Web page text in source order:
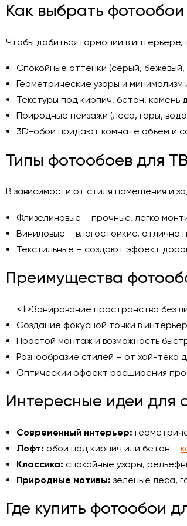
Как выбрать
Чтобы добиться гармонии в
Спокойные оттенки (серый,
Геометрические узоры и
Текстуры под кирпич, бетон, камень
Природные пейзажи (леса, горы,
3D-обои придают комнате объем и
Типы фотообоев для
В зависимости от стиля помещения и
Флизелиновые – прочные, легко
Виниловые – влагостойкие, отлично
Текстильные – создают эффект
Преимущества
< li>Зонирование пространства без
Создание фокусной точки в
Простой монтаж и возможность
Разнообразие стилей – от хай-тека
Оптический эффект расширения
Интересные идеи для
Современный интерьер:
Лофт: обои под кирпич или бетон –
Классика: спокойные узоры,
Природные мотивы: зеленые леса,
Где купить фотообои